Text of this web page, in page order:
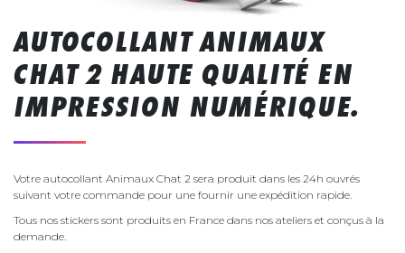
AUTOCOLLANT ANIMAUX
CHAT 2 HAUTE QUALITÉ EN
IMPRESSION NUMÉRIQUE.
Votre autocollant Animaux Chat 2 sera produit dans les 24h ouvrés
suivant votre commande pour une fournir une expédition rapide.
Tous nos stickers sont produits en France dans nos ateliers et conçus à la
demande.